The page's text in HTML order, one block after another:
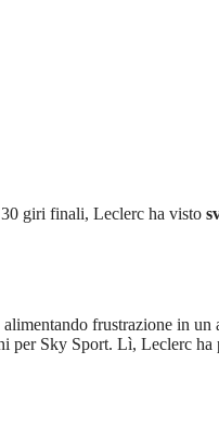
giri finali, Leclerc ha visto
frustrazione in un
per Sky Sport. Lì, Leclerc ha